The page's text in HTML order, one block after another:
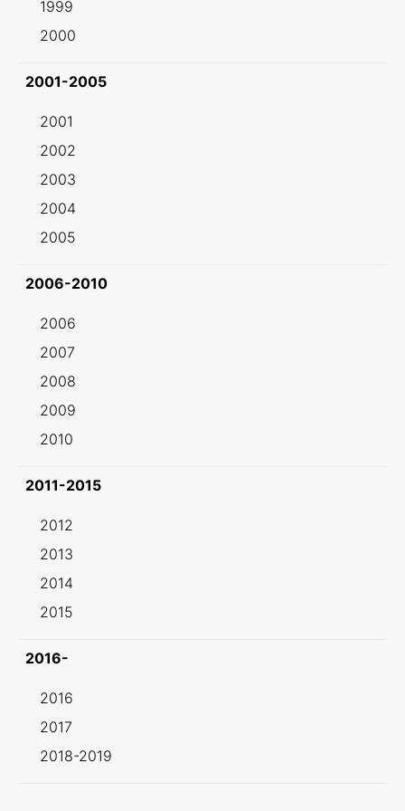
1999
2000
2001-2005
2001
2002
2003
2004
2005
2006-2010
2006
2007
2008
2009
2010
2011-2015
2012
2013
2014
2015
2016-
2016
2017
2018-2019